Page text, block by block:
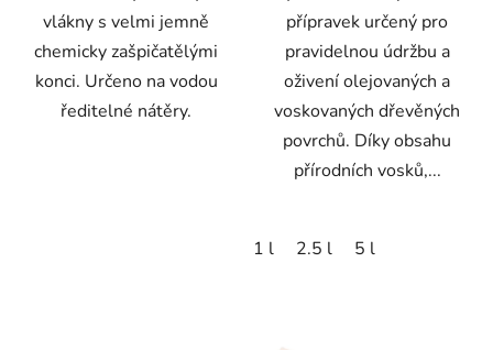
vlákny s velmi jemně
chemicky zašpičatělými
konci. Určeno na vodou
ředitelné nátěry.
přípravek určený pro
pravidelnou údržbu a
oživení olejovaných a
voskovaných dřevěných
povrchů. Díky obsahu
přírodních vosků,...
1 l 2.5 l 5 l